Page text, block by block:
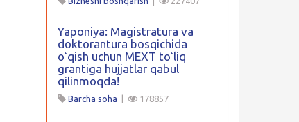
Yaponiya: Magistratura va
doktorantura bosqichida
oʻqish uchun MEXT toʻliq
grantiga hujjatlar qabul
qilinmoqda!
Barcha soha 178857